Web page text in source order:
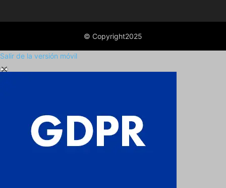
© Copyright2025
Salir de la versión móvil
Cerrar los ajustes de cookies RGPD